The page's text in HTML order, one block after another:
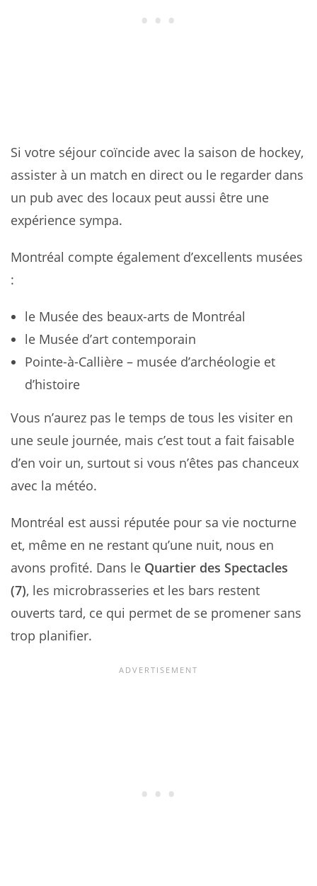
Si votre séjour coïncide avec la saison de hockey,
assister à un match en direct ou le regarder dans
un pub avec des locaux peut aussi être une
expérience sympa.
Montréal compte également d’excellents musées
:
le Musée des beaux-arts de Montréal
le Musée d’art contemporain
Pointe-à-Callière – musée d’archéologie et
d’histoire
Vous n’aurez pas le temps de tous les visiter en
une seule journée, mais c’est tout a fait faisable
d’en voir un, surtout si vous n’êtes pas chanceux
avec la météo.
Montréal est aussi réputée pour sa vie nocturne
et, même en ne restant qu’une nuit, nous en
avons profité. Dans le Quartier des Spectacles
(7), les microbrasseries et les bars restent
ouverts tard, ce qui permet de se promener sans
trop planifier.